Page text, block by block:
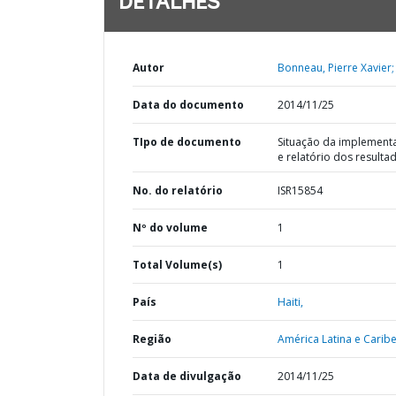
Autor Bonneau, Pierre Xavier;
Data do documento 2014/11/25
TIpo de documento
Situação da
e relatório dos
No. do relatório ISR15854
Nº do volume 1
Total Volume(s) 1
País Haiti,
Região América Latina e
Data de divulgação 2014/11/25